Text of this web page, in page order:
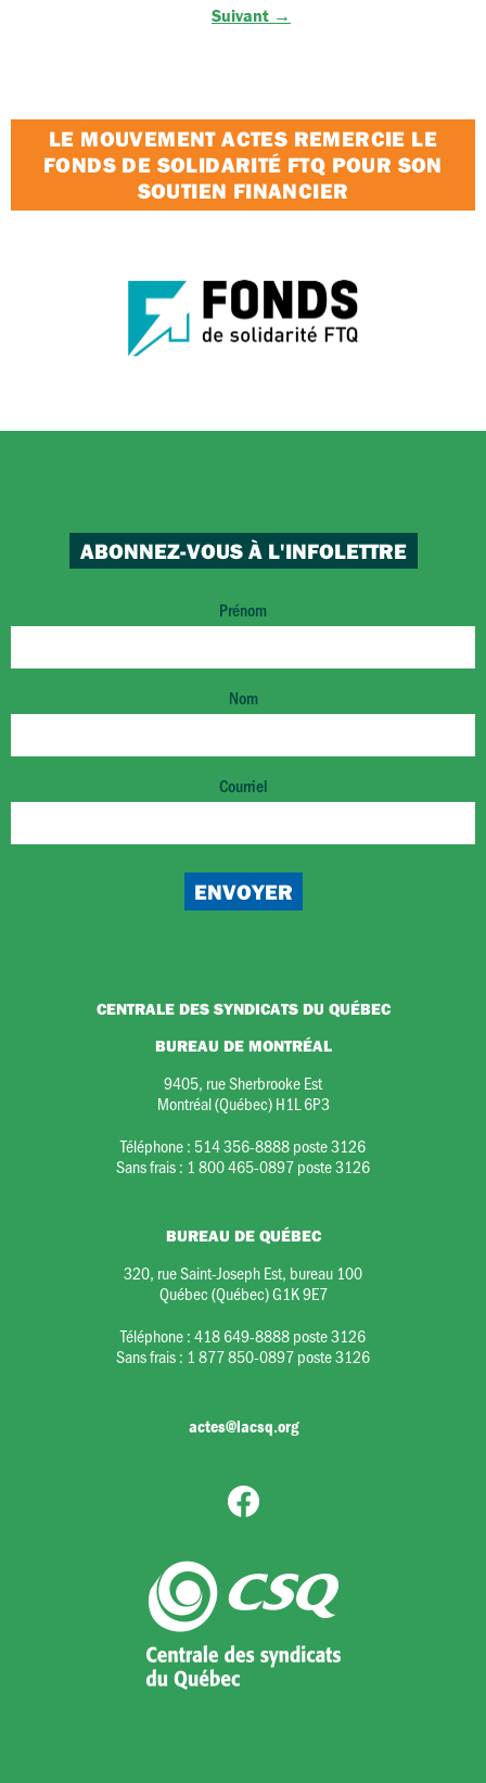
Suivant →
LE MOUVEMENT ACTES REMERCIE LE
FONDS DE SOLIDARITÉ FTQ POUR SON
SOUTIEN FINANCIER
ABONNEZ-VOUS À L'INFOLETTRE
Prénom
Nom
Courriel
CENTRALE DES SYNDICATS DU QUÉBEC
BUREAU DE MONTRÉAL
9405, rue Sherbrooke Est
Montréal (Québec) H1L 6P3
Téléphone : 514 356-8888 poste 3126
Sans frais : 1 800 465-0897 poste 3126
BUREAU DE QUÉBEC
320, rue Saint-Joseph Est, bureau 100
Québec (Québec) G1K 9E7
Téléphone :418 649-8888 poste 3126
Sans frais : 1 877 850-0897 poste 3126
actes@lacsq.org